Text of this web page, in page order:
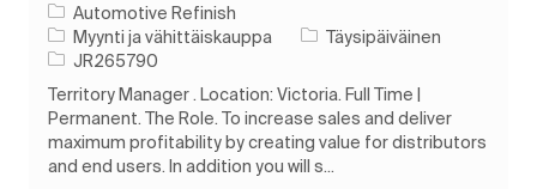
Automotive Refinish
Luokka
Myynti ja vähittäiskauppa Työn tyyppi
Täysipäiväinen
Työn tunnus
JR265790
Territory Manager . Location: Victoria. Full Time |
Permanent. The Role. To increase sales and deliver
maximum profitability by creating value for distributors
and end users. In addition you will s...